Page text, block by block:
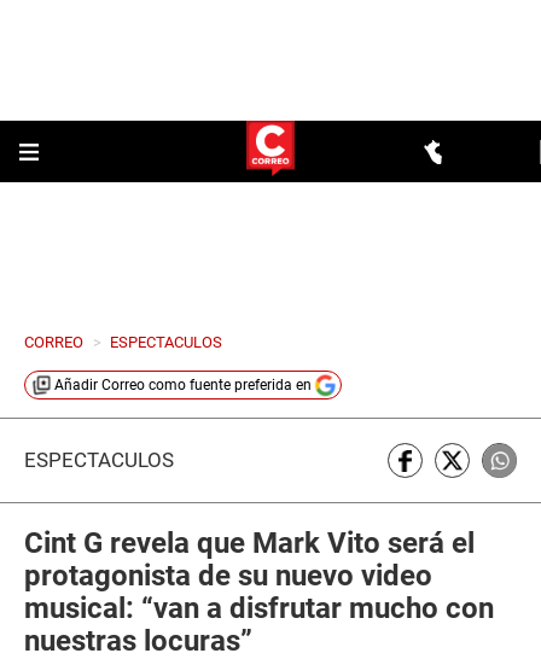
CORREO > ESPECTACULOS
Añadir Correo como fuente preferida en
ESPECTÁCULOS
Cint G revela que Mark Vito será el
protagonista de su nuevo video
musical: “van a disfrutar mucho con
nuestras locuras”